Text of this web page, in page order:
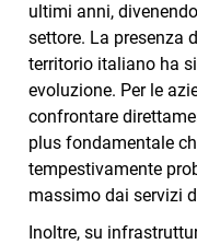
ultimi anni,
settore. La presenza
territorio italiano ha
evoluzione. Per le
confrontare
plus fondamentale
tempestivamente
massimo dai servizi
Inoltre, su